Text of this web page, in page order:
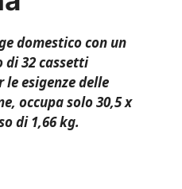
domestico con un
32 cassetti
esigenze delle
occupa solo 30,5 x
di 1,66 kg.